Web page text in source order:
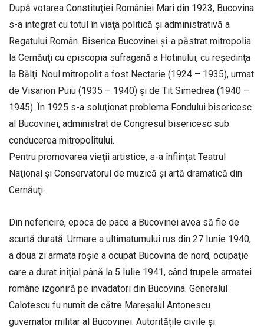
După votarea Constituţiei României Mari din 1923, Bucovina
s-a integrat cu totul în viaţa politică şi administrativă a
Regatului Român. Biserica Bucovinei şi-a păstrat mitropolia
la Cernăuţi cu episcopia sufragană a Hotinului, cu reşedinţa
la Bălţi. Noul mitropolit a fost Nectarie (1924 – 1935), urmat
de Visarion Puiu (1935 – 1940) şi de Tit Simedrea (1940 –
1945). În 1925 s-a soluţionat problema Fondului bisericesc
al Bucovinei, administrat de Congresul bisericesc sub
conducerea mitropolitului.
Pentru promovarea vieţii artistice, s-a înfiinţat Teatrul
Naţional şi Conservatorul de muzică şi artă dramatică din
Cernăuţi.
Din nefericire, epoca de pace a Bucovinei avea să fie de
scurtă durată. Urmare a ultimatumului rus din 27 Iunie 1940,
a doua zi armata roşie a ocupat Bucovina de nord, ocupaţie
care a durat iniţial până la 5 Iulie 1941, când trupele armatei
române izgoniră pe invadatori din Bucovina. Generalul
Calotescu fu numit de către Mareşalul Antonescu
guvernator militar al Bucovinei. Autorităţile civile şi